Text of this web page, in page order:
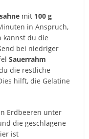
mit 100 g
in Anspruch,
kannst du die
bei niedriger
Sauerrahm
die restliche
hilft, die Gelatine
Erdbeeren unter
die geschlagene
ist